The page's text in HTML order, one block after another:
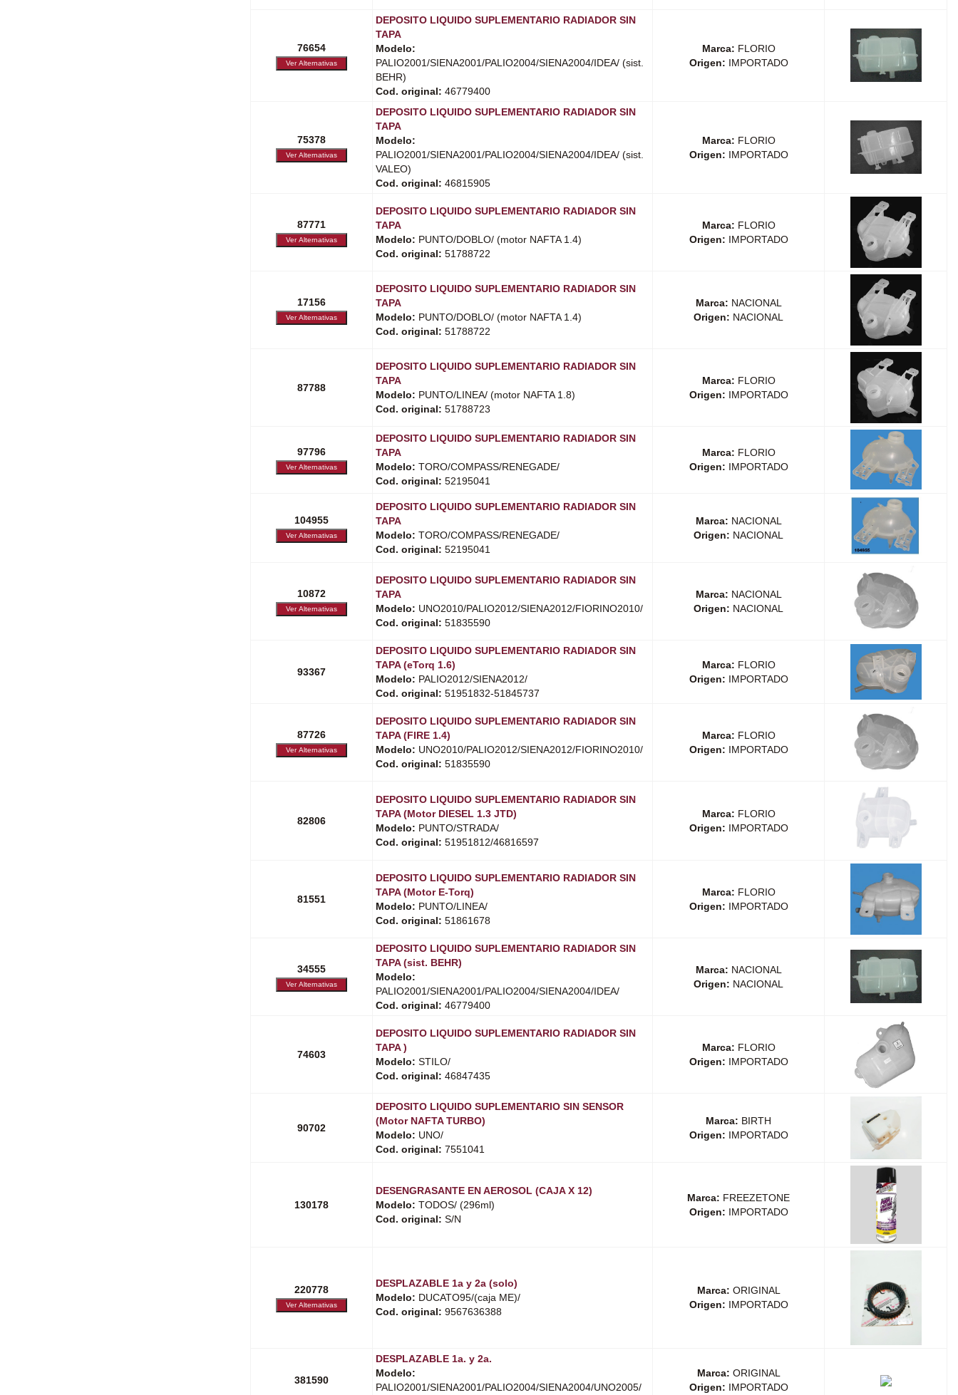
76654
DEPOSITO LIQUIDO SUPLEMENTARIO RADIADOR SIN
TAPA
Modelo:
PALIO2001/SIENA2001/PALIO2004/SIENA2004/IDEA/ (sist.
BEHR)
Cod. original: 46779400
Marca: FLORIO
Origen: IMPORTADO
75378
DEPOSITO LIQUIDO SUPLEMENTARIO RADIADOR SIN
TAPA
Modelo:
PALIO2001/SIENA2001/PALIO2004/SIENA2004/IDEA/ (sist.
VALEO)
Cod. original: 46815905
Marca: FLORIO
Origen: IMPORTADO
87771
DEPOSITO LIQUIDO SUPLEMENTARIO RADIADOR SIN
TAPA
Modelo: PUNTO/DOBLO/ (motor NAFTA 1.4)
Cod. original: 51788722
Marca: FLORIO
Origen: IMPORTADO
17156
DEPOSITO LIQUIDO SUPLEMENTARIO RADIADOR SIN
TAPA
Modelo: PUNTO/DOBLO/ (motor NAFTA 1.4)
Cod. original: 51788722
Marca: NACIONAL
Origen: NACIONAL
87788
DEPOSITO LIQUIDO SUPLEMENTARIO RADIADOR SIN
TAPA
Modelo: PUNTO/LINEA/ (motor NAFTA 1.8)
Cod. original: 51788723
Marca: FLORIO
Origen: IMPORTADO
97796
DEPOSITO LIQUIDO SUPLEMENTARIO RADIADOR SIN
TAPA
Modelo: TORO/COMPASS/RENEGADE/
Cod. original: 52195041
Marca: FLORIO
Origen: IMPORTADO
104955
DEPOSITO LIQUIDO SUPLEMENTARIO RADIADOR SIN
TAPA
Modelo: TORO/COMPASS/RENEGADE/
Cod. original: 52195041
Marca: NACIONAL
Origen: NACIONAL
10872
DEPOSITO LIQUIDO SUPLEMENTARIO RADIADOR SIN
TAPA
Modelo: UNO2010/PALIO2012/SIENA2012/FIORINO2010/
Cod. original: 51835590
Marca: NACIONAL
Origen: NACIONAL
93367
DEPOSITO LIQUIDO SUPLEMENTARIO RADIADOR SIN
TAPA (eTorq 1.6)
Modelo: PALIO2012/SIENA2012/
Cod. original: 51951832-51845737
Marca: FLORIO
Origen: IMPORTADO
87726
DEPOSITO LIQUIDO SUPLEMENTARIO RADIADOR SIN
TAPA (FIRE 1.4)
Modelo: UNO2010/PALIO2012/SIENA2012/FIORINO2010/
Cod. original: 51835590
Marca: FLORIO
Origen: IMPORTADO
82806
DEPOSITO LIQUIDO SUPLEMENTARIO RADIADOR SIN
TAPA (Motor DIESEL 1.3 JTD)
Modelo: PUNTO/STRADA/
Cod. original: 51951812/46816597
Marca: FLORIO
Origen: IMPORTADO
81551
DEPOSITO LIQUIDO SUPLEMENTARIO RADIADOR SIN
TAPA (Motor E-Torq)
Modelo: PUNTO/LINEA/
Cod. original: 51861678
Marca: FLORIO
Origen: IMPORTADO
34555
DEPOSITO LIQUIDO SUPLEMENTARIO RADIADOR SIN
TAPA (sist. BEHR)
Modelo:
PALIO2001/SIENA2001/PALIO2004/SIENA2004/IDEA/
Cod. original: 46779400
Marca: NACIONAL
Origen: NACIONAL
74603
DEPOSITO LIQUIDO SUPLEMENTARIO RADIADOR SIN
TAPA )
Modelo: STILO/
Cod. original: 46847435
Marca: FLORIO
Origen: IMPORTADO
90702
DEPOSITO LIQUIDO SUPLEMENTARIO SIN SENSOR
(Motor NAFTA TURBO)
Modelo: UNO/
Cod. original: 7551041
Marca: BIRTH
Origen: IMPORTADO
130178
DESENGRASANTE EN AEROSOL (CAJA X 12)
Modelo: TODOS/ (296ml)
Cod. original: S/N
Marca: FREEZETONE
Origen: IMPORTADO
220778
DESPLAZABLE 1a y 2a (solo)
Modelo: DUCATO95/(caja ME)/
Cod. original: 9567636388
Marca: ORIGINAL
Origen: IMPORTADO
381590
DESPLAZABLE 1a. y 2a.
Modelo:
PALIO2001/SIENA2001/PALIO2004/SIENA2004/UNO2005/
Marca: ORIGINAL
Origen: IMPORTADO